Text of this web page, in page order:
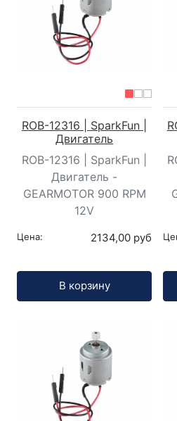
ROB-12316 | SparkFun |
Двигатель
ROB-12316 | SparkFun |
Двигатель -
GEARMOTOR 900 RPM
12V
Цена: 2134,00 руб
В корзину